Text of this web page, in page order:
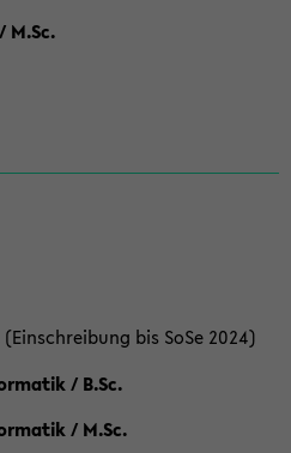
M.Sc.
bis SoSe 2024)
/ B.Sc.
/ M.Sc.